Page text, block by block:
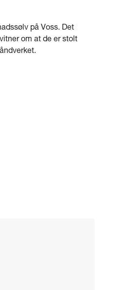
på Voss. Det
om at de er stolt